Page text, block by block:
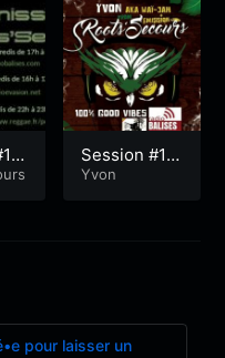
Session #16
5
Yvon
pour laisser un